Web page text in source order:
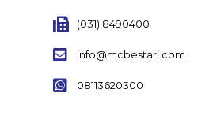
(031) 8490400
info@mcbestari.com
08113620300